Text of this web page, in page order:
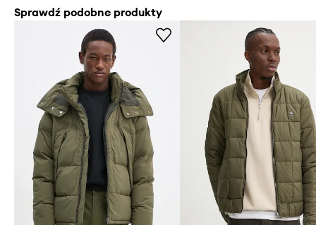
Sprawdź podobne produkty